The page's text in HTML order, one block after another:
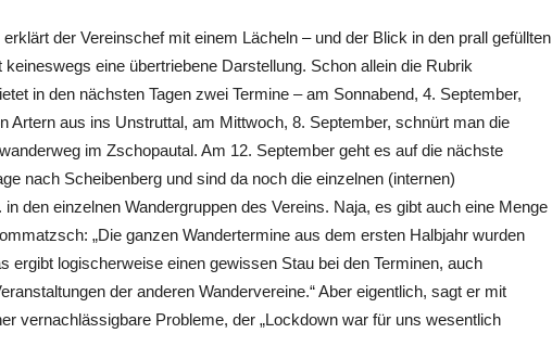
der Vereinschef mit einem Lächeln – und der Blick in den prall gefüllten
eine übertriebene Darstellung. Schon allein die Rubrik
in den nächsten Tagen zwei Termine – am Sonnabend, 4. September,
Artern aus ins Unstruttal, am Mittwoch, 8. September, schnürt man die
im Zschopautal. Am 12. September geht es auf die nächste
nach Scheibenberg und sind da noch die einzelnen (internen)
den einzelnen Wandergruppen des Vereins. Naja, es gibt auch eine Menge
„Die ganzen Wandertermine aus dem ersten Halbjahr wurden
ergibt logischerweise einen gewissen Stau bei den Terminen, auch
der anderen Wandervereine.“ Aber eigentlich, sagt er mit
vernachlässigbare Probleme, der „Lockdown war für uns wesentlich